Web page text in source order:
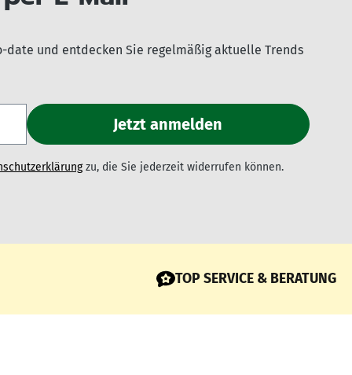
und entdecken Sie regelmäßig aktuelle Trends
zu, die Sie jederzeit widerrufen können.
TOP SERVICE & BERATUNG